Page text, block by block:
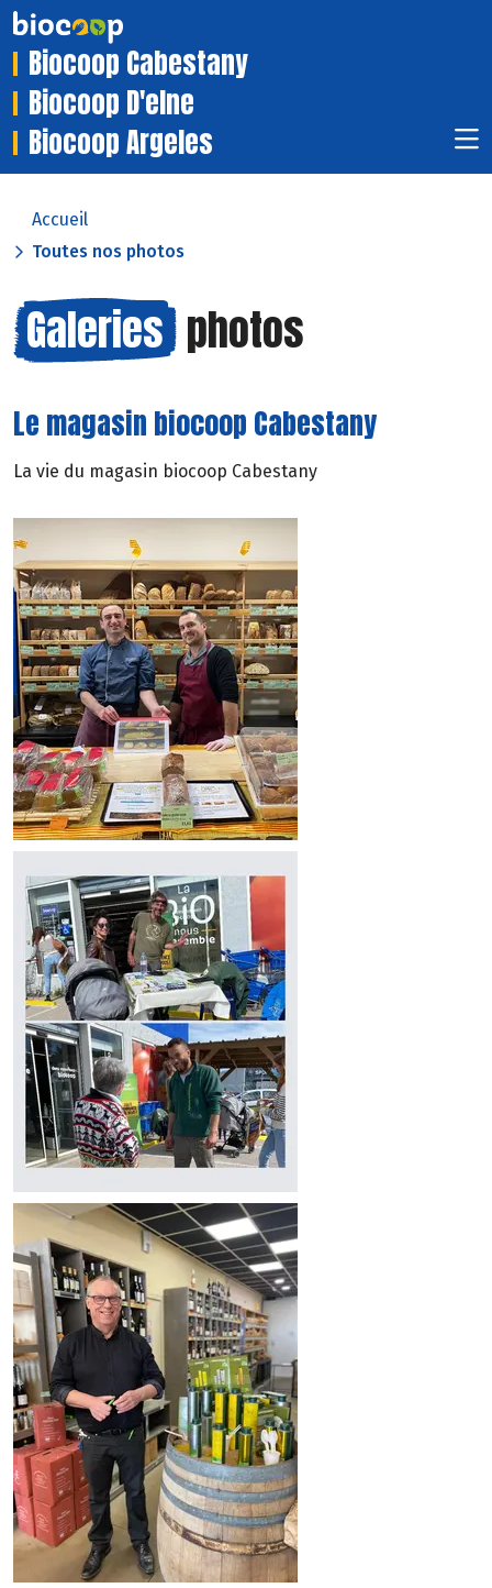
Biocoop Cabestany
Biocoop D'elne
Biocoop Argeles
Accueil
Toutes nos photos
Galeries photos
Le magasin biocoop Cabestany
La vie du magasin biocoop Cabestany